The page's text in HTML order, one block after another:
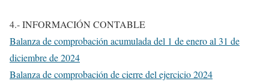
4.- INFORMACIÓN CONTABLE
Balanza de comprobación acumulada del 1 de enero al 31 de
diciembre de 2024
Balanza de comprobación de cierre del ejercicio 2024